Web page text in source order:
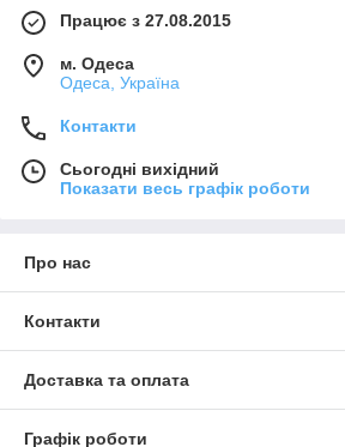
Працює з 27.08.2015
м. Одеса
Одеса, Україна
Контакти
Сьогодні вихідний
Показати весь графік роботи
Про нас
Контакти
Доставка та оплата
Графік роботи